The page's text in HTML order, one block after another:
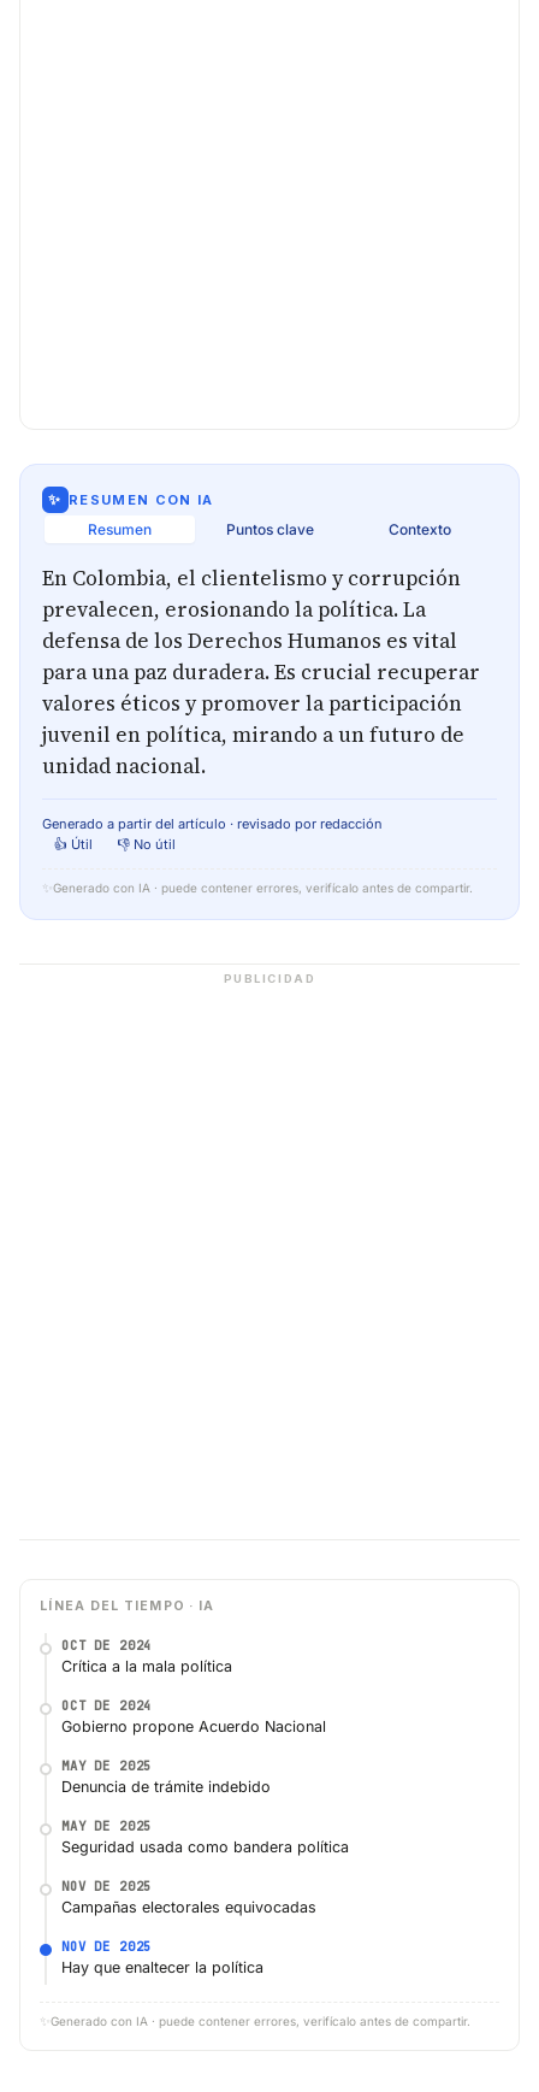
✨ RESUMEN CON IA
Resumen Puntos clave Contexto
En Colombia, el clientelismo y corrupción
prevalecen, erosionando la política. La
defensa de los Derechos Humanos es vital
para una paz duradera. Es crucial recuperar
valores éticos y promover la participación
juvenil en política, mirando a un futuro de
unidad nacional.
Generado a partir del artículo · revisado por redacción
👍 Útil
👎 No útil
✨ Generado con IA · puede contener errores, verifícalo antes de compartir.
PUBLICIDAD
LÍNEA DEL TIEMPO · IA
OCT DE 2024
Crítica a la mala política
OCT DE 2024
Gobierno propone Acuerdo Nacional
MAY DE 2025
Denuncia de trámite indebido
MAY DE 2025
Seguridad usada como bandera política
NOV DE 2025
Campañas electorales equivocadas
NOV DE 2025
Hay que enaltecer la política
✨ Generado con IA · puede contener errores, verifícalo antes de compartir.